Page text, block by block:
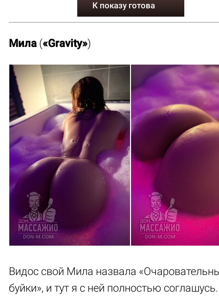
К показу готова
Мила («Gravity»)
Видос свой Мила назвала
буйки», и тут я с ней полностью